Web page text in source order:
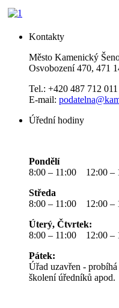
Kontakty
Město Kamenický
Osvobození 470, 471
Tel.: +420 487 712 011
E-mail:
Úřední hodiny
Pondělí
8:00 – 11:00 12:00 –
Středa
8:00 – 11:00 12:00 –
Úterý, Čtvrtek:
8:00 – 11:00 12:00 –
Pátek:
Úřad uzavřen -
školení úředníků apod.